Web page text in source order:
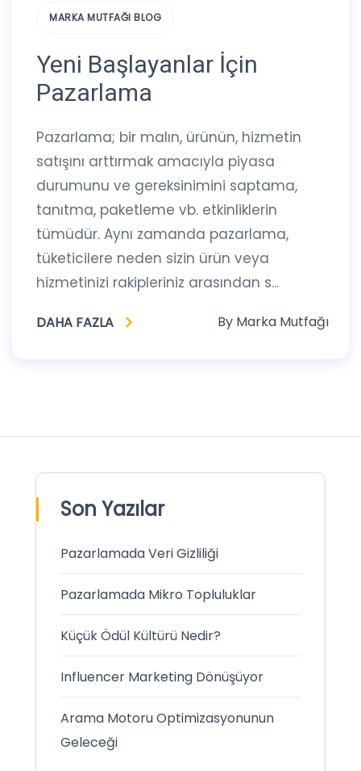
Son Yazılar
Pazarlamada Veri Gizliliği
Pazarlamada Mikro Topluluklar
Küçük Ödül Kültürü Nedir?
Influencer Marketing Dönüşüyor
Arama Motoru Optimizasyonunun
Geleceği
MARKA MUTFAĞI BLOG
Yeni Başlayanlar İçin
Pazarlama
Pazarlama; bir malın, ürünün, hizmetin
satışını arttırmak amacıyla piyasa
durumunu ve gereksinimini saptama,
tanıtma, paketleme vb. etkinliklerin
tümüdür. Aynı zamanda pazarlama,
tüketicilere neden sizin ürün veya
hizmetinizi rakipleriniz arasından s...
DAHA FAZLA By Marka Mutfağı